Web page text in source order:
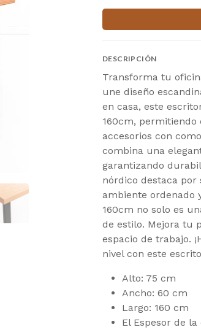
DESCRIPCIÓN
Transforma tu
une diseño
en casa, este
160cm,
accesorios con
combina una
garantizando
nórdico destaca
ambiente ordenado
160cm no solo es
de estilo. Mejora tu
espacio de trabajo.
nivel con este
Alto: 75 cm
Ancho: 60 cm
Largo: 160 cm
El Espesor de